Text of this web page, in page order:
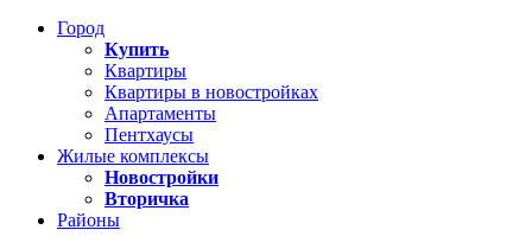
Город
Купить
Квартиры
Квартиры в новостройках
Апартаменты
Пентхаусы
Жилые комплексы
Новостройки
Вторичка
Районы